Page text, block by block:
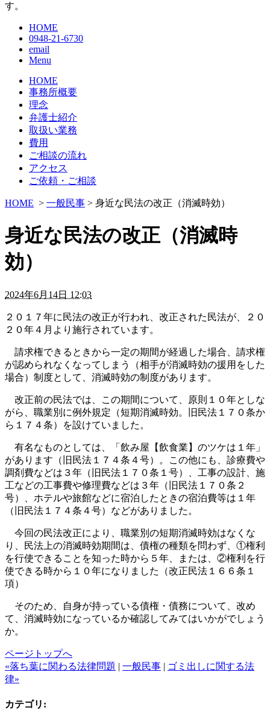
す。
HOME
0948-21-6730
email
Menu
HOME
事務所概要
理念
弁護士紹介
取扱い業務
費用
ご相談の流れ
アクセス
ご依頼・ご相談
HOME > 一般民事 > 身近な民法の改正（消滅時効）
身近な民法の改正（消滅時
効）
2024年6月14日 12:03
２０１７年に民法の改正が行われ、改正された民法が、２０
２０年４月より施行されています。
請求権できるときから一定の期間が経過した場合、請求権
が認められなくなってしまう（相手が消滅時効の援用をした
場合）制度として、消滅時効の制度があります。
改正前の民法では、この期間について、原則１０年としな
がら、職業別に例外規定（短期消滅時効。旧民法１７０条か
ら１７４条）を設けていました。
有名なものとしては、「飲み屋【飲食業】のツケは１年」
があります（旧民法１７４条４号）。この他にも、診療費や
調剤費などは３年（旧民法１７０条１号）、工事の設計、施
工などの工事費や修理費などは３年（旧民法１７０条２
号）、ホテルや旅館などに宿泊したときの宿泊費等は１年
（旧民法１７４条４号）などがありました。
今回の民法改正により、職業別の短期消滅時効はなくな
り、民法上の消滅時効期間は、債権の種類を問わず、①権利
を行使できることを知った時から５年、または、 ②権利を行
使できる時から１０年になりました（改正民法１６６条１
項）
そのため、自身が持っている債権・債務について、改め
て、消滅時効になっているか確認してみてはいかがでしょう
か。
ページトップへ
«落ち葉に関わる法律問題 | 一般民事 | ゴミ出しに関する法
律»
カテゴリ :